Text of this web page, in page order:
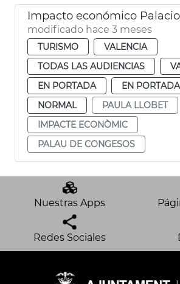
modificado hace 3 meses
TURISMO
VALENCIA
TODAS LAS AUDIENCIAS
EN PORTADA
EN
NORMAL
PAULA LLOBET
IMPACTE ECONÒMIC
PALAU DE CONGESOS
Nuestras Apps
Redes Sociales